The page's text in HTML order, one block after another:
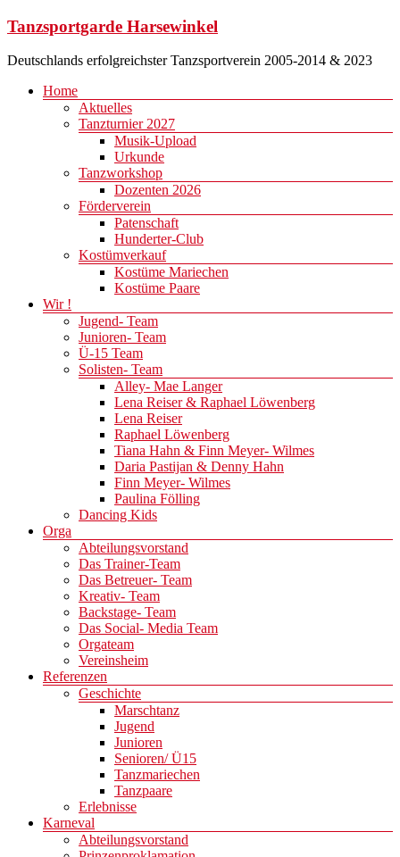
Zum
springen
Tanzsportgarde Harsewinkel
Deutschlands erfolgreichster Tanzsportverein 2005-2014 & 2023
Menü
Home
Aktuelles
Tanzturnier 2027
Musik-Upload
Urkunde
Tanzworkshop
Dozenten 2026
Förderverein
Patenschaft
Hunderter-Club
Kostümverkauf
Kostüme Mariechen
Kostüme Paare
Wir !
Jugend- Team
Junioren- Team
Ü-15 Team
Solisten- Team
Alley- Mae Langer
Lena Reiser & Raphael Löwenberg
Lena Reiser
Raphael Löwenberg
Tiana Hahn & Finn Meyer- Wilmes
Daria Pastijan & Denny Hahn
Finn Meyer- Wilmes
Paulina Fölling
Dancing Kids
Orga
Abteilungsvorstand
Das Trainer-Team
Das Betreuer- Team
Kreativ- Team
Backstage- Team
Das Social- Media Team
Orgateam
Vereinsheim
Referenzen
Geschichte
Marschtanz
Jugend
Junioren
Senioren/ Ü15
Tanzmariechen
Tanzpaare
Erlebnisse
Karneval
Abteilungsvorstand